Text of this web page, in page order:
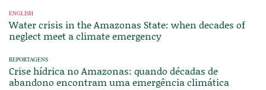
ENGLISH
Water crisis in the Amazonas State: when decades of
neglect meet a climate emergency
REPORTAGENS
Crise hídrica no Amazonas: quando décadas de
abandono encontram uma emergência climática